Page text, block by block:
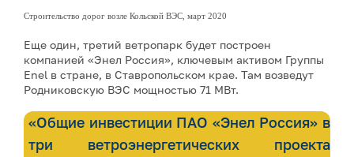
Строительство дорог возле Кольской ВЭС, март 2020
Еще один, третий ветропарк будет построен
компанией «Энел Россия», ключевым активом Группы
Enel в стране, в Ставропольском крае. Там возведут
Родниковскую ВЭС мощностью 71 МВт.
«Общие инвестиции ПАО «Энел Россия» в
три ветроэнергетических проекта